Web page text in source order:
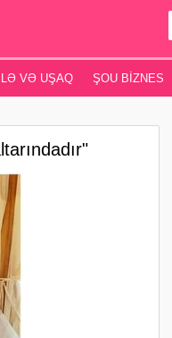
VƏ UŞAQ ŞOU BIZNES